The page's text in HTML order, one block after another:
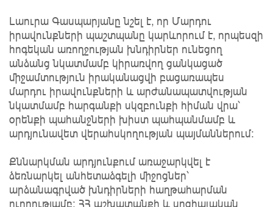
Լաուրա Գասպարյանը նշել է, որ Մարդու
իրավունքների պաշտպանը կարևորում է, որպեսզի
հոգեկան առողջության խնդիրներ ունեցող
անձանց նկատմամբ կիրառվող ցանկացած
միջամտություն իրականացվի բացառապես
մարդու իրավունքների և արժանապատվության
նկատմամբ հարգանքի սկզբունքի հիման վրա՝
օրենքի պահանջների խիստ պահպանմամբ և
արդյունավետ վերահսկողության պայմաններում։
Քննարկման արդյունքում առաջարկվել է
ձեռնարկել անհետաձգելի միջոցներ՝
արձանագրված խնդիրների հաղթահարման
ուղղությամբ։ ՀՀ աշխատանքի և սոցիալական